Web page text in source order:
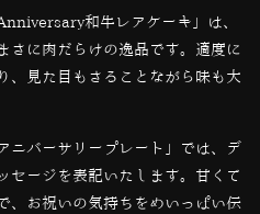
和牛レアケーキ」は、
さに肉だらけの逸品です。適度に
、見た目もさることながら味も大
ニバーサリープレート」では、デ
セージを表記いたします。甘くて
、お祝いの気持ちをめいっぱい伝